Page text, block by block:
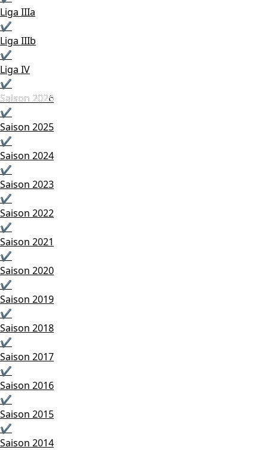
Liga IIIa
✔
Liga IIIb
✔
Liga IV
✔
Saison 2025
Saison 2026
✔
Saison 2025
✔
Saison 2024
✔
Saison 2023
✔
Saison 2022
✔
Saison 2021
✔
Saison 2020
✔
Saison 2019
✔
Saison 2018
✔
Saison 2017
✔
Saison 2016
✔
Saison 2015
✔
Saison 2014